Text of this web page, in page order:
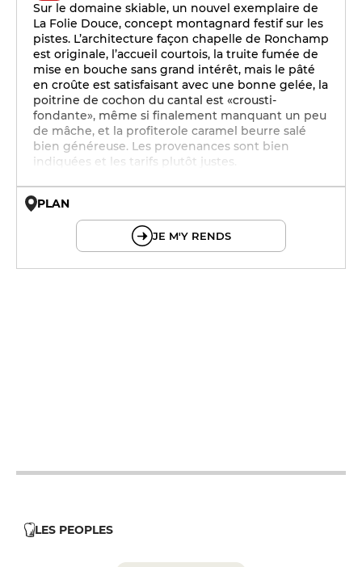
Sur le domaine skiable, un nouvel exemplaire de
La Folie Douce, concept montagnard festif sur les
pistes. L’architecture façon chapelle de Ronchamp
est originale, l’accueil courtois, la truite fumée de
mise en bouche sans grand intérêt, mais le pâté
en croûte est satisfaisant avec une bonne gelée, la
poitrine de cochon du cantal est «crousti-
fondante», même si finalement manquant un peu
de mâche, et la profiterole caramel beurre salé
bien généreuse. Les provenances sont bien
indiquées et les tarifs plutôt justes.
PLAN
JE M'Y RENDS
LES PEOPLES